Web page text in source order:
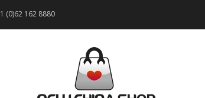
(0)62 162 8880